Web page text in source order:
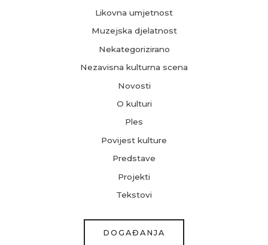
Likovna umjetnost
Muzejska djelatnost
Nekategorizirano
Nezavisna kulturna scena
Novosti
O kulturi
Ples
Povijest kulture
Predstave
Projekti
Tekstovi
DOGAĐANJA